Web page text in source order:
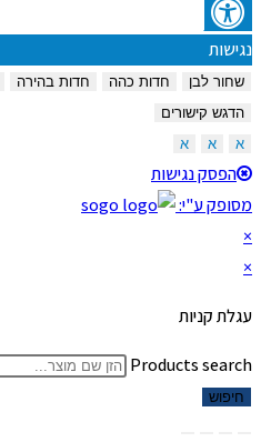
נגישות
שחור לבן חדות כהה חדות בהירה
הדגש קישורים
הפסק נגישות
מסופק ע"י:
עגלת קניות
Products search
חיפוש